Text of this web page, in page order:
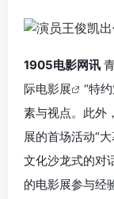
1905电影网讯
际电影展
“特
素与视点。此外
展的首场活动“
文化沙龙式的对
的电影展参与经